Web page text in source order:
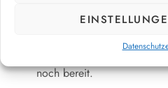
Wir sind zur Teilnahme an
noch bereit.